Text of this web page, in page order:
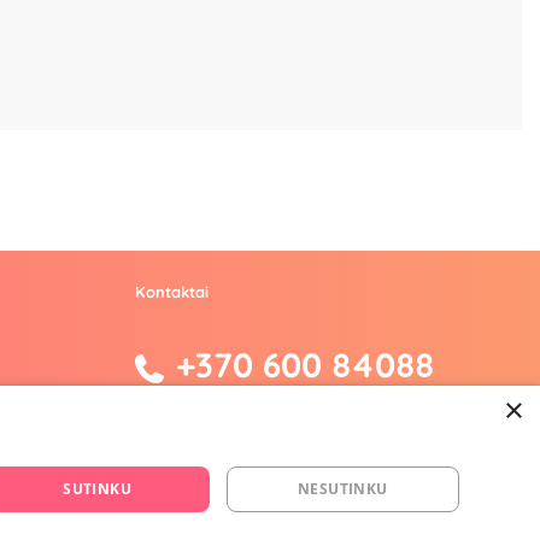
Kontaktai
+370 600 84088
P. Lukšio g. 2, Vilnius ("Sigma" teritorija)
facebook.com/Fantazijos.lt
×
SUTINKU NESUTINKU